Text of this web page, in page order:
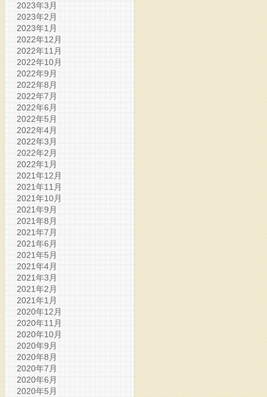
2023年3月
2023年2月
2023年1月
2022年12月
2022年11月
2022年10月
2022年9月
2022年8月
2022年7月
2022年6月
2022年5月
2022年4月
2022年3月
2022年2月
2022年1月
2021年12月
2021年11月
2021年10月
2021年9月
2021年8月
2021年7月
2021年6月
2021年5月
2021年4月
2021年3月
2021年2月
2021年1月
2020年12月
2020年11月
2020年10月
2020年9月
2020年8月
2020年7月
2020年6月
2020年5月